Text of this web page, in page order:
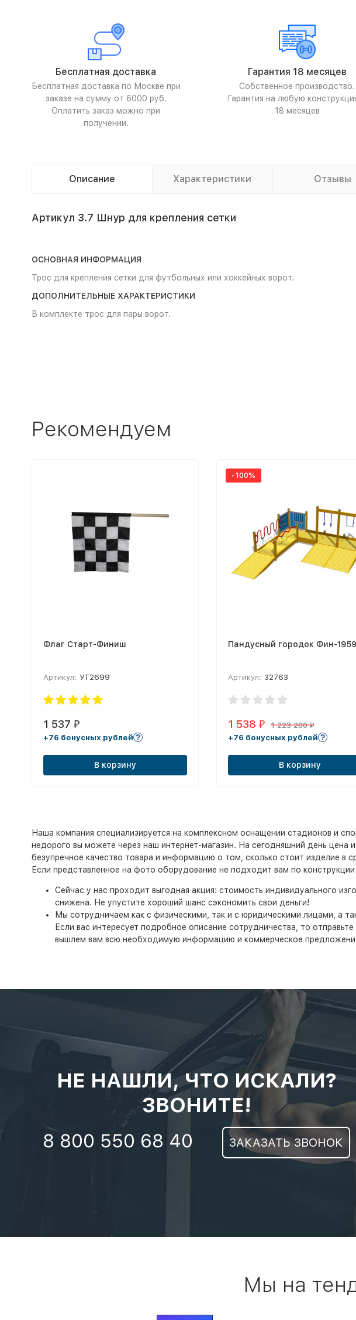
Бесплатная доставка
Бесплатная доставка по Москве при
заказе на сумму от 6000 руб.
Оплатить заказ можно при
получении.
Гарантия 18 месяцев
Собственное производство.
Гарантия на любую
18 месяцев
Описание Характеристики Отзывы
Артикул 3.7 Шнур для крепления сетки
ОСНОВНАЯ ИНФОРМАЦИЯ
Трос для крепления сетки для футбольных или хоккейных ворот.
ДОПОЛНИТЕЛЬНЫЕ ХАРАКТЕРИСТИКИ
В комплекте трос для пары ворот.
Рекомендуем
Флаг Старт-Финиш
Артикул: УТ2699
1 537 ₽
+76 бонусных рублей
В корзину
-100%
Пандусный городок Фин-1959
Артикул: 32763
1 538₽ 1 223 200₽
+76 бонусных рублей
В корзину
Наша компания специализируется на комплексном оснащении стадионов и
недорого вы можете через наш интернет-магазин. На сегодняшний день цена
безупречное качество товара и информацию о том, сколько стоит изделие в
Если представленное на фото оборудование не подходит вам по
Сейчас у нас проходит выгодная акция: стоимость индивидуального
снижена. Не упустите хороший шанс сэкономить свои деньги!
Мы сотрудничаем как с физическими, так и с юридическими лицами, а
Если вас интересует подробное описание сотрудничества, то
вышлем вам всю необходимую информацию и коммерческое
НЕ НАШЛИ, ЧТО ИСКАЛИ?
ЗВОНИТЕ!
8 800 550 68 40 ЗАКАЗАТЬ ЗВОНОК
Мы на